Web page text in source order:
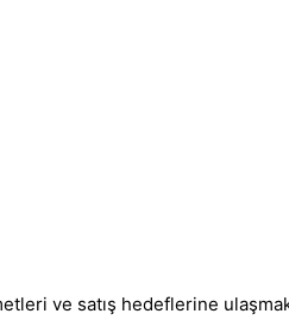
ve satış hedeflerine